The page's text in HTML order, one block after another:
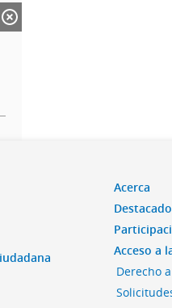
Acerca
Acceso a
Derecho